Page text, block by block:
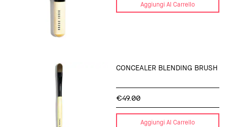
Aggiungi Al Carrello
CONCEALER BLENDING BRUSH
€49.00
Aggiungi Al Carrello